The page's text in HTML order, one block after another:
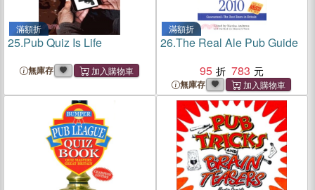
滿額折
25.Pub Quiz Is Life
無庫存
滿額折
26.The Real Ale Pub Guide
95
783
無庫存